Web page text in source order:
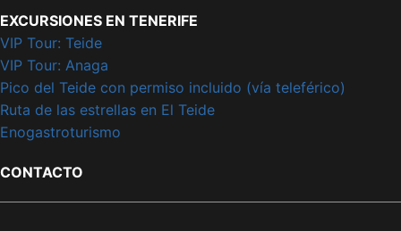
EXCURSIONES EN TENERIFE
VIP Tour: Teide
VIP Tour: Anaga
Pico del Teide con permiso incluido (vía teleférico)
Ruta de las estrellas en El Teide
Enogastroturismo
CONTACTO